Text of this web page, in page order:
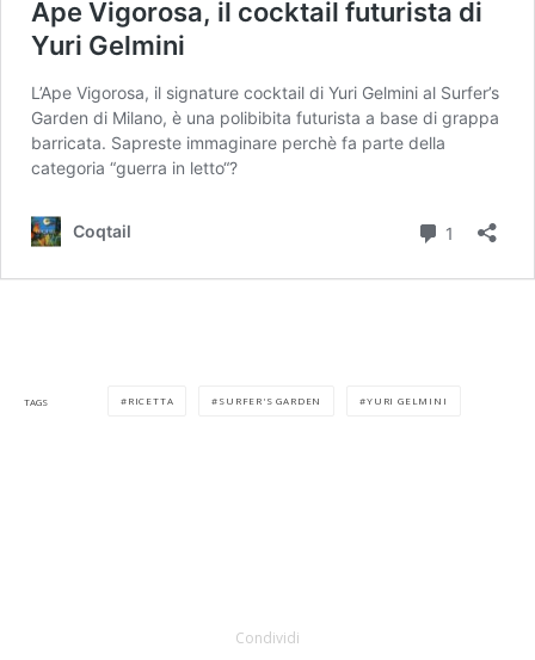
TAGS RICETTA SURFER'S GARDEN YURI GELMINI
Condividi